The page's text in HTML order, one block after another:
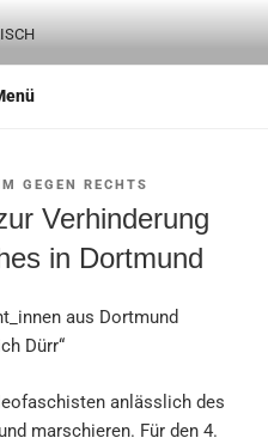
GEGEN RECHTS
Verhinderung
in Dortmund
aus Dortmund
Dürr“
anlässlich des
marschieren. Für den 4.